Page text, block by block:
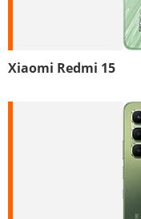
Xiaomi Redmi 15